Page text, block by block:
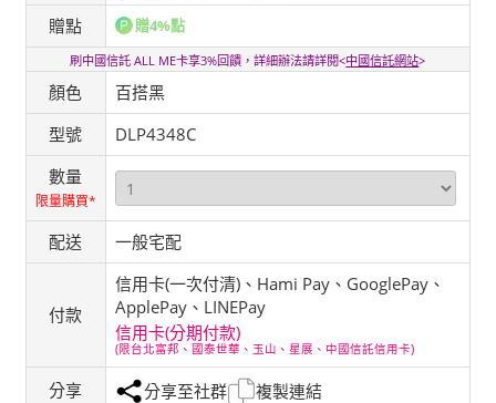
贈點 贈4%點
刷中國信託 ALL ME卡享3%回饋，詳細辦法請詳閱<中國信託網站>
顏色
百搭黑
型號
DLP4348C
數量
限量購買*
配送 一般宅配
付款
信用卡(一次付清)、Hami Pay、GooglePay、
ApplePay、LINEPay
信用卡(分期付款)
(限台北富邦、國泰世華、玉山、星展、中國信託信用卡)
分享 分享至社群 複製連結